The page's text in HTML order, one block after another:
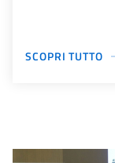
SCOPRI TUTTO